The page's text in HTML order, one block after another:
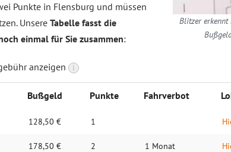
Blitzer erkennt
Punkte in Flensburg und müssen
Unsere Tabelle fasst die
einmal für Sie zusammen:
anzeigen i
Buß­geld Punk­te Fahrverbot
128,50 € 1
178,50 € 2 1 Monat